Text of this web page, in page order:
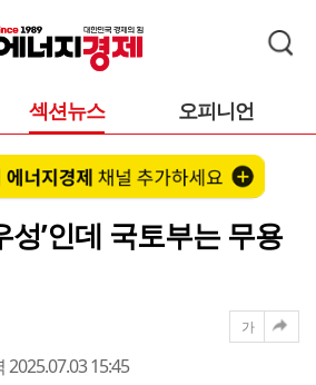
섹션뉴스 오피니언
성’인데 국토부는 무용
2025.07.03 15:45
가